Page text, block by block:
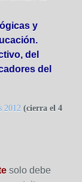
y
del
del
2012 (cierra el 4
solo debe